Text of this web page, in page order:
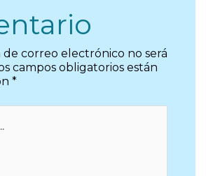
correo electrónico no será
campos obligatorios están
*